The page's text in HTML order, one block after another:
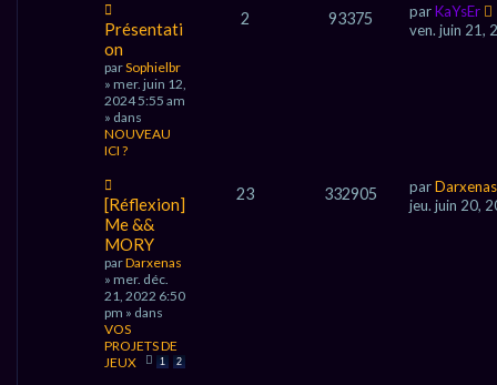
e
o
u
v
e
a
u
m
e
s
g
e
Présentati
on
parSophielbr
» mer. juin 12,
2024 5:55 am
» dans
NOUVEAU
ICI ?
2 93375 parKaYsEr
ven. juin 21,
o
u
v
e
a
u
m
e
s
s
a
[Réflexion]
Me &&
MORY
parDarxenas
» mer. déc.
21, 2022 6:50
pm » dans
VOS
PROJETS DE
JEUX
1 2
23 332905 parDarxenas
jeu. juin 20,